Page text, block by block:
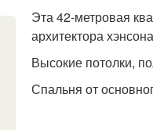
Эта 42-метровая
архитектора
Высокие потолки,
Спальня от